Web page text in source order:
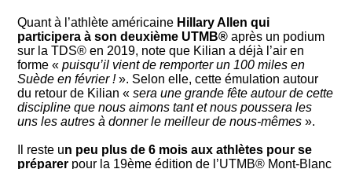
Quant à l’athlète américaine Hillary Allen qui
participera à son deuxième UTMB® après un podium
sur la TDS® en 2019, note que Kilian a déjà l’air en
forme «puisqu’il vient de remporter un 100 miles en
Suède en février !». Selon elle, cette émulation autour
du retour de Kilian «sera une grande fête autour de cette
discipline que nous aimons tant et nous poussera les
uns les autres à donner le meilleur de nous-mêmes ».
Il reste un peu plus de 6 mois aux athlètes pour se
préparer pour la 19ème édition de l’UTMB® Mont-Blanc